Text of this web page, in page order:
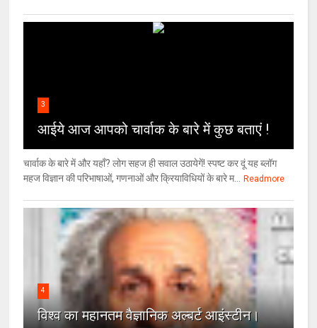
3
आईये आज आपको चार्वाक के बारे में कुछ बताएं !
चार्वाक के बारे में और यहाँ? लोग सहज ही सवाल उठायेगें! स्पष्ट कर दूं यह ब्लॉग
महज विज्ञान की परिभाषाओं, गणनाओं और क्रियाविधियों के बारे म...
Readmore
4
विश्‍व का महानतम वैज्ञानिक अल्बर्ट आइंस्टीन।